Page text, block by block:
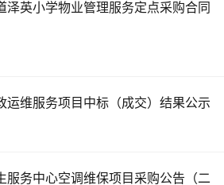
泽英小学物业管理服务定点采购合同
运维服务项目中标（成交）结果公示
服务中心空调维保项目采购公告（二